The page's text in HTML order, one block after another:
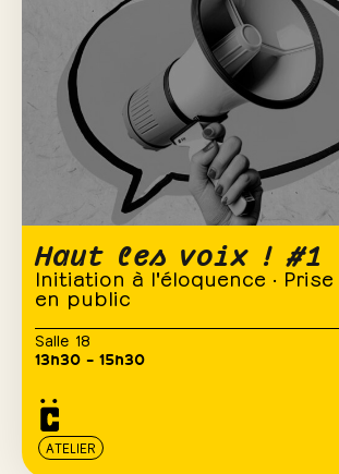
Haut les voix ! #1
Initiation à l'éloquence ·
en public
Salle 18
13h30 – 15h30
ATELIER